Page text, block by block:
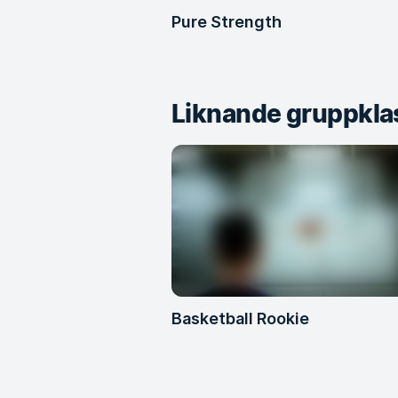
Pure Strength
Liknande
Basketball Rookie